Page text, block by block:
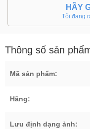
HÃY
Tôi đang
Thông số sản
Mã sản phẩm:
Hãng:
Lưu định dạng ảnh: